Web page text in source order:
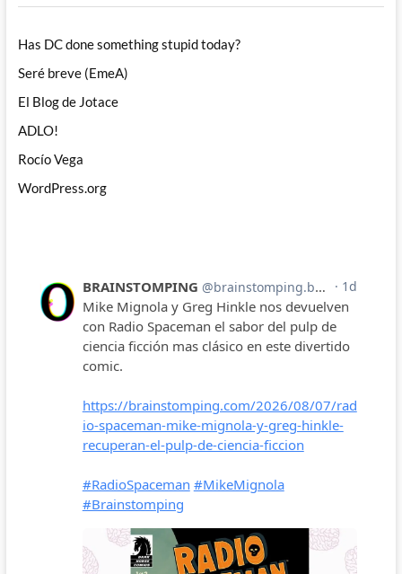
Has DC done something stupid today?
Seré breve (EmeA)
El Blog de Jotace
ADLO!
Rocío Vega
WordPress.org